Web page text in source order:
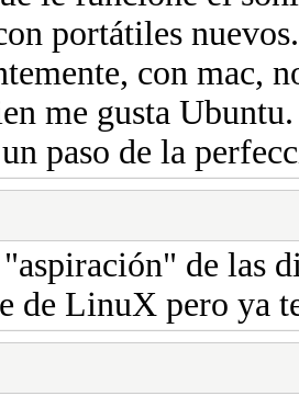
portátiles nuevos.
con mac,
me gusta Ubuntu.
paso de la
"aspiración" de las
de LinuX pero ya